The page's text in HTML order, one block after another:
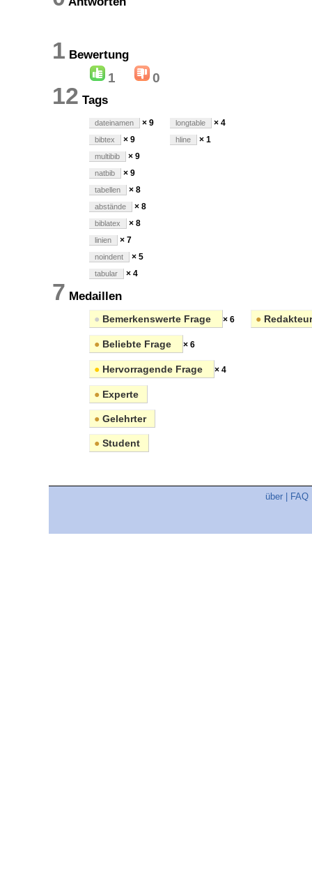
1 Bewertung
1 0
12 Tags
dateinamen × 9
bibtex × 9
multibib × 9
natbib × 9
tabellen × 8
abstände × 8
biblatex × 8
linien × 7
noindent × 5
tabular × 4
longtable × 4
hline × 1
7 Medaillen
● Bemerkenswerte Frage × 6
● Beliebte Frage × 6
● Hervorragende Frage × 4
● Experte
● Gelehrter
● Student
● Redakteur
über FAQ